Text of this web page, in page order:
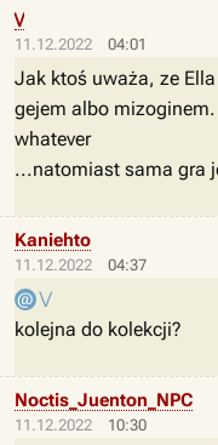
11.12.2022 04:01
\/
Jak ktoś uważa, ze
gejem albo
whatever
...natomiast sama gra
11.12.2022 04:37
Kaniehto
\/
kolejna do kolekcji?
11.12.2022 10:30
Noctis_Juenton_NPC